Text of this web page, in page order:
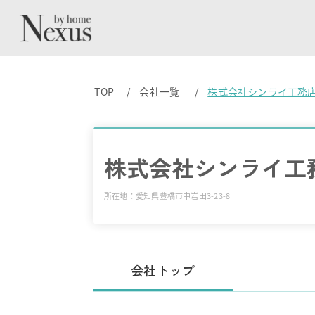
TOP 会社一覧 株式会社シンライ工務
株式会社シンライ工
所在地：愛知県豊橋市中岩田3-23-8
会社トップ